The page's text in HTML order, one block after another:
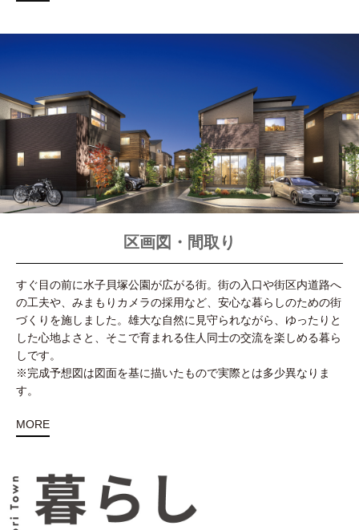
区画図・間取り
すぐ目の前に水子貝塚公園が広がる街。街の入口や街区内道路へ
の工夫や、みまもりカメラの採用など、安心な暮らしのための街
づくりを施しました。雄大な自然に見守られながら、ゆったりと
した心地よさと、そこで育まれる住人同士の交流を楽しめる暮ら
しです。
※完成予想図は図面を基に描いたもので実際とは多少異なりま
す。
MORE